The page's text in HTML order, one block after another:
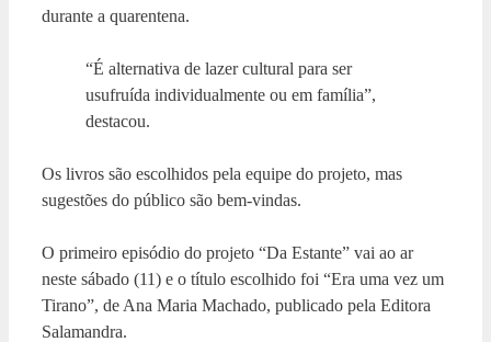
durante a quarentena.
“É alternativa de lazer cultural para ser
usufruída individualmente ou em família”,
destacou.
Os livros são escolhidos pela equipe do projeto, mas
sugestões do público são bem-vindas.
O primeiro episódio do projeto “Da Estante” vai ao ar
neste sábado (11) e o título escolhido foi “Era uma vez um
Tirano”, de Ana Maria Machado, publicado pela Editora
Salamandra.